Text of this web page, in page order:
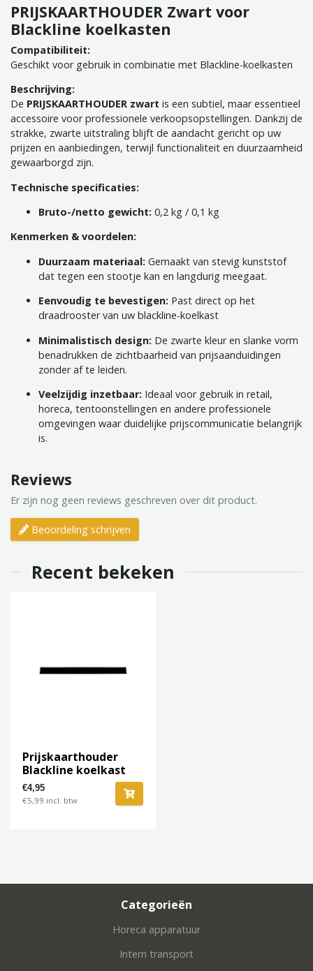
PRIJSKAARTHOUDER Zwart voor
Blackline koelkasten
Compatibiliteit:
Geschikt voor gebruik in combinatie met Blackline-koelkasten
Beschrijving:
De PRIJSKAARTHOUDER zwart is een subtiel, maar essentieel
accessoire voor professionele verkoopsopstellingen. Dankzij de
strakke, zwarte uitstraling blijft de aandacht gericht op uw
prijzen en aanbiedingen, terwijl functionaliteit en duurzaamheid
gewaarborgd zijn.
Technische specificaties:
Bruto-/netto gewicht: 0,2 kg / 0,1 kg
Kenmerken & voordelen:
Duurzaam materiaal: Gemaakt van stevig kunststof
dat tegen een stootje kan en langdurig meegaat.
Eenvoudig te bevestigen: Past direct op het
draadrooster van uw blackline-koelkast
Minimalistisch design: De zwarte kleur en slanke vorm
benadrukken de zichtbaarheid van prijsaanduidingen
zonder af te leiden.
Veelzijdig inzetbaar: Ideaal voor gebruik in retail,
horeca, tentoonstellingen en andere professionele
omgevingen waar duidelijke prijscommunicatie belangrijk
is.
Reviews
Er zijn nog geen reviews geschreven over dit product.
Beoordeling schrijven
Recent bekeken
Prijskaarthouder
Blackline koelkast
€4,95
€5,99 incl. btw
Categorieën
Horeca apparatuur
Intern transport